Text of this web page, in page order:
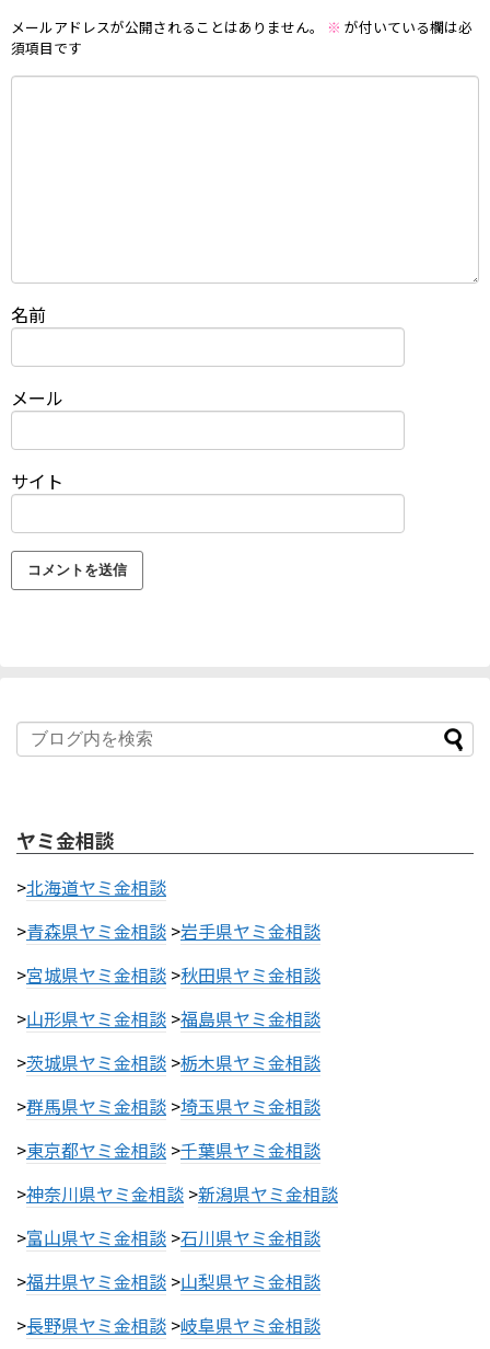
メールアドレスが公開されることはありません。 ※ が付いている欄は必
須項目です
名前
メール
サイト
ヤミ金相談
>北海道ヤミ金相談
>青森県ヤミ金相談 >岩手県ヤミ金相談
>宮城県ヤミ金相談 >秋田県ヤミ金相談
>山形県ヤミ金相談 >福島県ヤミ金相談
>茨城県ヤミ金相談 >栃木県ヤミ金相談
>群馬県ヤミ金相談 >埼玉県ヤミ金相談
>東京都ヤミ金相談 >千葉県ヤミ金相談
>神奈川県ヤミ金相談 >新潟県ヤミ金相談
>富山県ヤミ金相談 >石川県ヤミ金相談
>福井県ヤミ金相談 >山梨県ヤミ金相談
>長野県ヤミ金相談 >岐阜県ヤミ金相談